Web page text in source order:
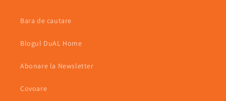
Bara de cautare
Blogul DuAL Home
Abonare la Newsletter
Covoare